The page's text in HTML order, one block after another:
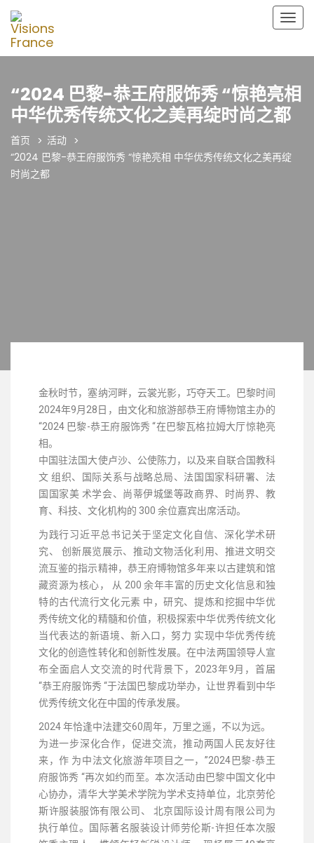
切
导
“2024 巴黎-恭王府服饰秀 “惊艳亮相
中华优秀传统文化之美再绽时尚之都
首页
活动
“2024 巴黎-恭王府服饰秀 “惊艳亮相 中华优秀传统文化之美再绽
时尚之都
金秋时节，塞纳河畔，云裳光影，巧夺天工。巴黎时间
2024年9月 28日，由文化和旅游部恭王府博物馆主办的
“2024 巴黎-恭王府服饰秀 “在巴黎瓦格拉姆大厅惊艳亮
相。
中国驻法国大使卢沙、公使陈力，以及来自联合国教科
文 组织、国际关系与战略总局、法国国家科研署、法
国国家美 术学会、尚蒂伊城堡等政商界、时尚界、教
育、科技、文化机构的 300 余位嘉宾出席活动。
为践行习近平总书记关于坚定文化自信、深化学术研
究、 创新展览展示、推动文物活化利用、推进文明交
流互鉴的指示精神，恭王府博物馆多年来以古建筑和馆
藏资源为核心， 从 200 余年丰富的历史文化信息和独
特的古代流行文化元素 中，研究、提炼和挖掘中华优
秀传统文化的精髓和价值，积极探索中华优秀传统文化
当代表达的新语境、新入口，努力 实现中华优秀传统
文化的创造性转化和创新性发展。在中法两国领导人宣
布全面启人文交流的时代背景下，2023年9月，首届
“恭王府服饰秀 “于法国巴黎成功举办，让世界看到中华
优秀传统文化在中国的传承发展。
2024 年恰逢中法建交60周年，万里之遥，不以为远。
为进一步深化合作，促进交流，推动两国人⺠友好往
来，作 为中法文化旅游年项目之一，”2024巴黎-恭王
府服饰秀 “再次如约而至。本次活动由巴黎中国文化中
心协办，清华大学美术学院为学术支持单位，北京劳伦
斯许服装服饰有限公司、 北京国际设计周有限公司为
执行单位。国际著名服装设计师劳伦斯-许担任本次服